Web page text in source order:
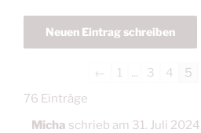
Navigation
← 1 ... 3 4 5
76 Einträge
Micha schrieb am 31. Juli 2024